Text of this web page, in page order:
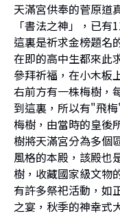
天滿宮供奉的菅原道
「書法之神」，已
這裏是祈求金榜題名
在即的高中生都來此
參拜祈福，在小木板
右前方有一株梅樹，
到這裏，所以有"飛
梅樹，由當時的皇
樹將天滿宮分為多個
風格的本殿，該殿也
樹，收藏國家級文物
有許多祭祀活動，如
之宴，秋季的神幸式